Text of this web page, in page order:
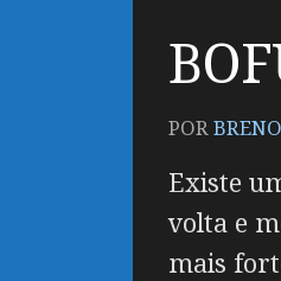
POR
Existe
volta e
mais